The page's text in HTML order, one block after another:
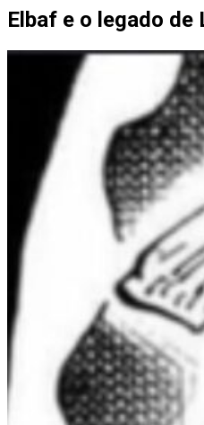
Elbaf e o legado de